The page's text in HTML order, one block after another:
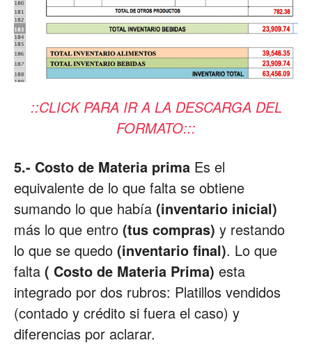
::CLICK PARA IR A LA DESCARGA DEL
FORMATO:::
5.- Costo de Materia prima Es el
equivalente de lo que falta se obtiene
sumando lo que había (inventario inicial)
más lo que entro (tus compras) y restando
lo que se quedo (inventario final). Lo que
falta ( Costo de Materia Prima) esta
integrado por dos rubros: Platillos vendidos
(contado y crédito si fuera el caso) y
diferencias por aclarar.